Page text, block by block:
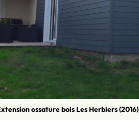
ossature bois Les Herbiers (2016)